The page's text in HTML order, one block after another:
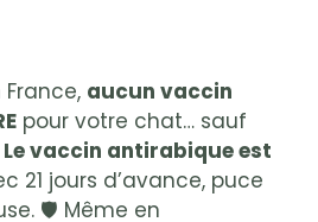
France, aucun vaccin
pour votre chat… sauf
Le vaccin antirabique est
21 jours d’avance, puce
🛡️ Même en